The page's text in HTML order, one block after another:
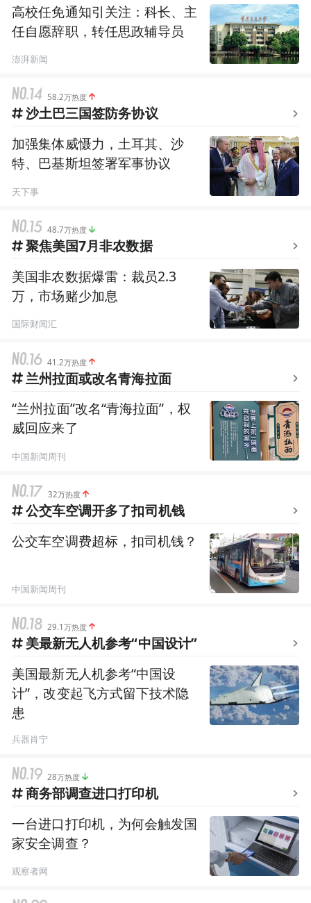
高校任免通知引关注：科长、主
任自愿辞职，转任思政辅导员
澎湃新闻
58.2万热度
沙土巴三国签防务协议
加强集体威慑力，土耳其、沙
特、巴基斯坦签署军事协议
天下事
48.7万热度
聚焦美国7月非农数据
美国非农数据爆雷：裁员2.3
万，市场赌少加息
国际财闻汇
41.2万热度
兰州拉面或改名青海拉面
“兰州拉面”改名“青海拉面”，权
威回应来了
中国新闻周刊
32万热度
公交车空调开多了扣司机钱
公交车空调费超标，扣司机钱？
中国新闻周刊
29.1万热度
美最新无人机参考“中国设计”
美国最新无人机参考“中国设
计”，改变起飞方式留下技术隐
患
兵器肖宁
28万热度
商务部调查进口打印机
一台进口打印机，为何会触发国
家安全调查？
观察者网